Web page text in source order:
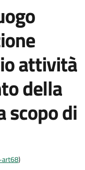
attività
della
scopo di
)